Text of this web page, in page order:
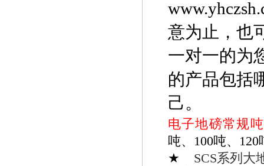
意为止，也
一对一的为
的产品包括
己。
电子地磅常规
吨、100吨、120
★ SCS系列大